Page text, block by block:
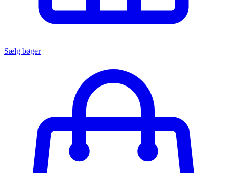
Sælg bøger